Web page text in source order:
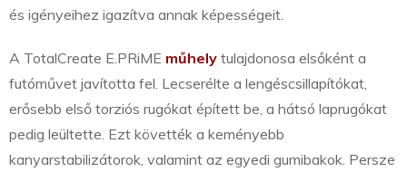
és igényeihez igazítva annak képességeit.
A TotalCreate E.PRiME műhely tulajdonosa elsőként a
futóművet javította fel. Lecserélte a lengéscsillapítókat,
erősebb első torziós rugókat épített be, a hátsó laprugókat
pedig leültette. Ezt követték a keményebb
kanyarstabilizátorok, valamint az egyedi gumibakok. Persze